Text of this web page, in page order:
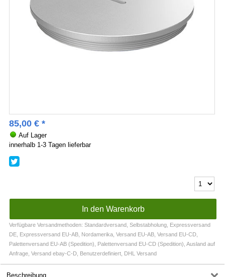
85,00 €*
Auf Lager
innerhalb 1-3 Tagen lieferbar
Verfügbare Versandmethoden: Standardversand, Selbstabholung, Expressversand
DE, Expressversand EU-AB, Nordamerika, Versand EU-AB, Versand EU-CD,
Palettenversand EU-AB (Spedition), Palettenversand EU-CD (Spedition), Ausland auf
Anfrage, Versand ebay-C-D, Benutzerdefiniert, DHL Versand
Beschreibung